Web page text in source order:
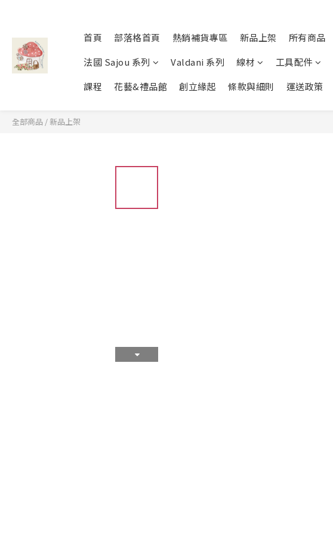
首頁 部落格首頁 熱銷補貨專區 新品上架 所有商品
法國 Sajou 系列
Valdani 系列 線材 工具配件
課程
花藝&禮品館 創立緣起 條款與細則 運送政策
全部商品 /新品上架